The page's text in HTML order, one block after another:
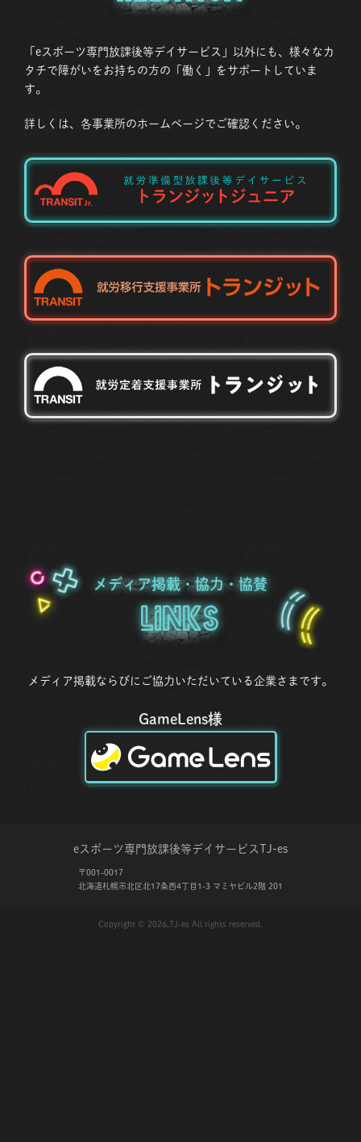
「eスポーツ専門放課後等デイサービス」以外にも、様々なカ
タチで障がいをお持ちの方の「働く」をサポートしていま
す。
詳しくは、各事業所のホームページでご確認ください。
メディア掲載・協力・協賛
Links
メディア掲載ならびにご協力いただいている企業さまです。
GameLens様
eスポーツ専門放課後等デイサービス TJ-es
〒001-0017
北海道札幌市北区北17条西4丁目1-3 マミヤビル2階 201
Copyright © 2026,TJ-es All rights reserved.